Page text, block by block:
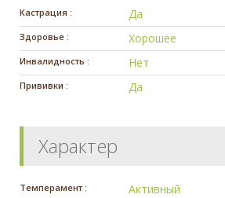
Кастрация : Да
Здоровье : Хорошее
Инвалидность : Нет
Прививки : Да
Характер
Темперамент : Активный